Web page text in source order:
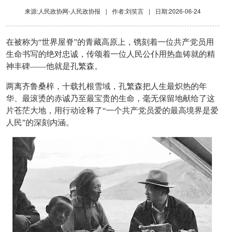
来源:人民政协网-人民政协报
| 作者:刘笑言 | 日期:2026-06-24
在被称为“世界屋脊”的青藏高原上，镌刻着一位共产党员用
生命书写的绝对忠诚，传颂着一位人民公仆用热血铸就的精
神丰碑——他就是孔繁森。
两离齐鲁桑梓，十载扎根雪域，孔繁森把人生最炽热的年
华、最滚烫的赤诚乃至最宝贵的生命，毫无保留地献给了这
片苍茫大地，用行动诠释了“一个共产党员爱的最高境界是爱
人民”的深刻内涵。